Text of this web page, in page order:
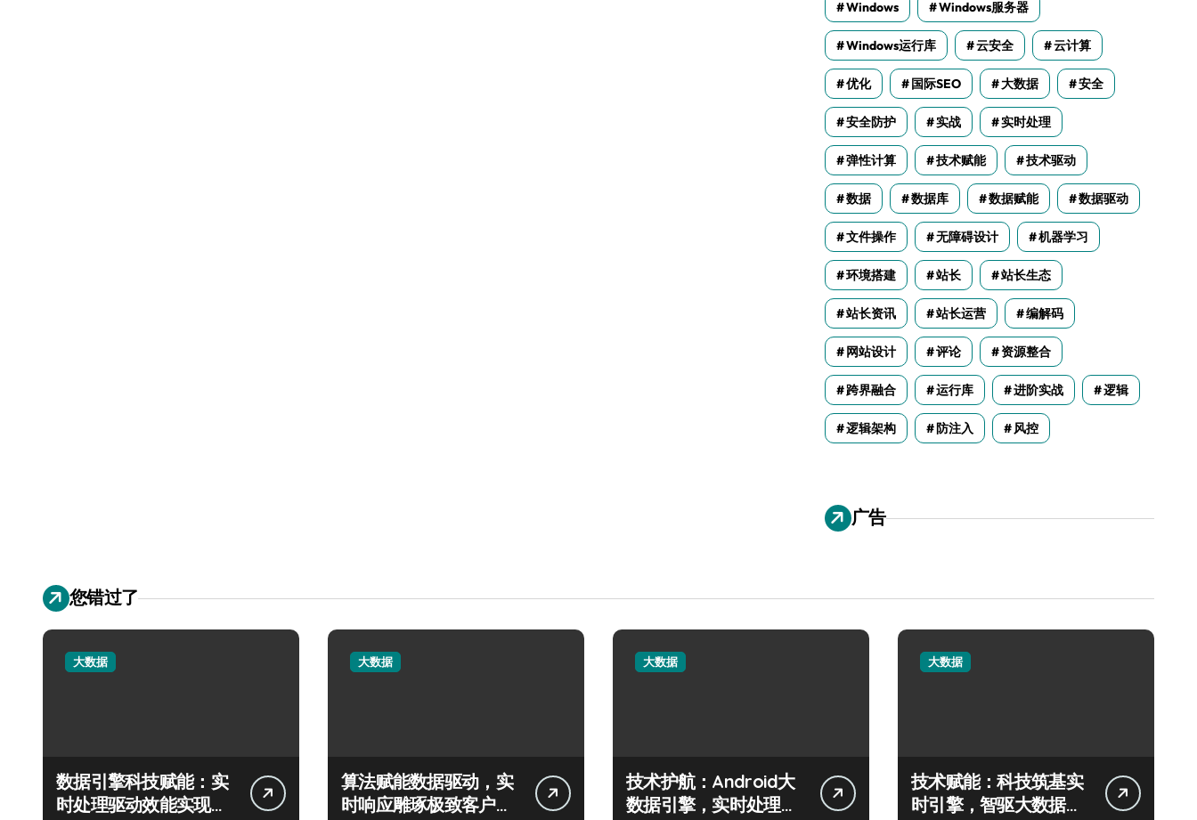
Windows Windows服务器
Windows运行库 云安全 云计算
优化 国际SEO 大数据 安全
安全防护 实战 实时处理
弹性计算 技术赋能 技术驱动
数据 数据库 数据赋能 数据驱动
文件操作 无障碍设计 机器学习
环境搭建 站长 站长生态
站长资讯 站长运营 编解码
网站设计 评论 资源整合
跨界融合 运行库 进阶实战 逻辑
逻辑架构 防注入 风控
广告
您错过了
大数据
数据引擎科技赋能：实
时处理驱动效能实现飞
大数据
算法赋能数据驱动，实
时响应雕琢极致客户服
大数据
技术护航：Android大
数据引擎，实时处理引
大数据
技术赋能：科技筑基实
时引擎，智驱大数据秒